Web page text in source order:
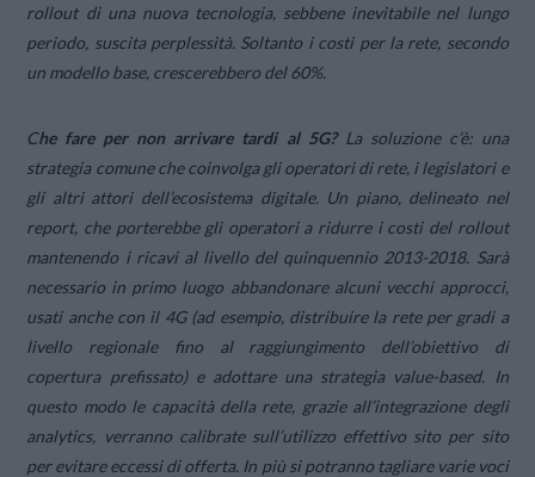
rollout di una nuova tecnologia, sebbene inevitabile nel lungo
periodo, suscita perplessità. Soltanto i costi per la rete, secondo
un modello base, crescerebbero del 60%.
Che fare per non arrivare tardi al 5G?La soluzione c’è: una
strategia comune che coinvolga gli operatori di rete, i legislatori e
gli altri attori dell’ecosistema digitale. Un piano, delineato nel
report, che porterebbe gli operatori a ridurre i costi del rollout
mantenendo i ricavi al livello del quinquennio 2013-2018. Sarà
necessario in primo luogo abbandonare alcuni vecchi approcci,
usati anche con il 4G (ad esempio, distribuire la rete per gradi a
livello regionale fino al raggiungimento dell’obiettivo di
copertura prefissato) e adottare una strategia value-based. In
questo modo le capacità della rete, grazie all’integrazione degli
analytics, verranno calibrate sull’utilizzo effettivo sito per sito
per evitare eccessi di offerta. In più si potranno tagliare varie voci